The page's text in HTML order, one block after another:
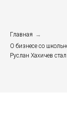
Главная →
О бизнесе со
Руслан Хахичев